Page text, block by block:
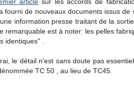
fourni de nouveaux documents issus
information presse traitant de la
remarquable est à noter: les pelles
identiques" .
le détail n'est sans doute pas
TC 50 , au lieu de TC45.